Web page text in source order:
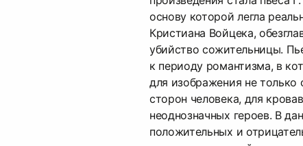
основу которой легла
Кристиана Войцека,
убийство сожительницы.
к периоду романтизма, в
для изображения не только
сторон человека, для
неоднозначных героев. В
положительных и